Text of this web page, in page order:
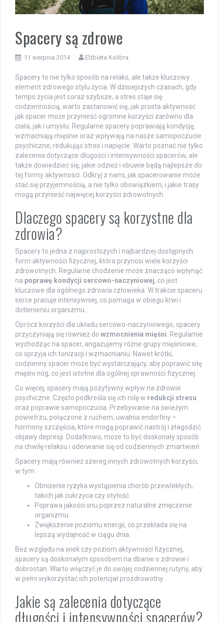
Spacery są zdrowe
11 sierpnia 2014 Elżbieta Kolibra
Spacery to nie tylko sposób na relaks, ale także kluczowy
element zdrowego stylu życia. W dzisiejszych czasach, gdy
tempo życia jest coraz szybsze, a stres staje się
codziennością, warto zastanowić się, jak prosta aktywność
jak spacer może przynieść ogromne korzyści zarówno dla
ciała, jak i umysłu. Regularne spacery poprawiają kondycję,
wzmacniają mięśnie oraz wpływają na nasze samopoczucie
psychiczne, redukując stres i napięcie. Warto poznać nie tylko
zalecenia dotyczące długości i intensywności spacerów, ale
także dowiedzieć się, jakie odzież i obuwie będą najlepsze do
tej formy aktywności. Odkryj z nami, jak spacerowanie może
stać się przyjemnością, a nie tylko obowiązkiem, i jakie trasy
mogą przynieść najwięcej korzyści zdrowotnych.
Dlaczego spacery są korzystne dla
zdrowia?
Spacery to jedna z najprostszych i najbardziej dostępnych
form aktywności fizycznej, która przynosi wiele korzyści
zdrowotnych. Regularne chodzenie może znacząco wpłynąć
na poprawę kondycji sercowo-naczyniowej, co jest
kluczowe dla ogólnego zdrowia człowieka. W trakcie spaceru
serce pracuje intensywniej, co pomaga w obiegu krwi i
dotlenieniu organizmu.
Oprócz korzyści dla układu sercowo-naczyniowego, spacery
przyczyniają się również do wzmocnienia mięśni. Regularnie
wychodząc na spacer, angażujemy różne grupy mięśniowe,
co sprzyja ich tonizacji i wzmacnianiu. Nawet krótki,
codzienny spacer może być wystarczający, aby poprawić siłę
mięśni nóg, co jest istotne dla ogólnej sprawności fizycznej.
Co więcej, spacery mają pozytywny wpływ na zdrowie
psychiczne. Często podkreśla się ich rolę w redukcji stresu
oraz poprawie samopoczucia. Przebywanie na świeżym
powietrzu, połączone z ruchem, uwalnia endorfiny –
hormony szczęścia, które mogą poprawić nastrój i złagodzić
objawy depresji. Dodatkowo, może to być doskonały sposób
na chwilę relaksu i oderwanie się od codziennych zmartwień.
Spacery mają również szereg innych zdrowotnych korzyści,
w tym:
Obniżenie ryzyka wystąpienia chorób przewlekłych,
takich jak cukrzyca czy otyłość.
Poprawa jakości snu poprzez naturalne zmęczenie
organizmu.
Zwiększenie poziomu energii, co przekłada się na
lepszą wydajność w ciągu dnia.
Bez względu na wiek czy poziom aktywności fizycznej,
spacery są doskonałym sposobem na dbanie o zdrowie i
dobrostan. Warto włączyć je do swojej codziennej rutyny, aby
w pełni wykorzystać ich potencjał prozdrowotny.
Jakie są zalecenia dotyczące
długości i intensywności spacerów?